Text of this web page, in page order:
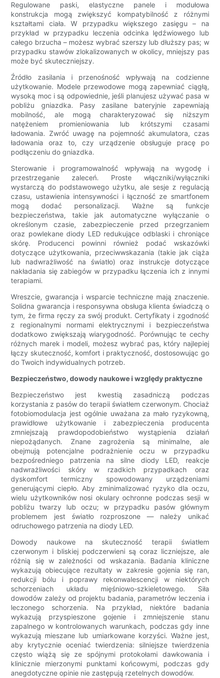
Regulowane paski, elastyczne panele i modułowa
konstrukcja mogą zwiększyć kompatybilność z różnymi
kształtami ciała. W przypadku większego zasięgu – na
przykład w przypadku leczenia odcinka lędźwiowego lub
całego brzucha – możesz wybrać szerszy lub dłuższy pas; w
przypadku stawów zlokalizowanych w okolicy, mniejszy pas
może być skuteczniejszy.
Źródło zasilania i przenośność wpływają na codzienne
użytkowanie. Modele przewodowe mogą zapewniać ciągłą,
wysoką moc i są odpowiednie, jeśli planujesz używać pasa w
pobliżu gniazdka. Pasy zasilane bateryjnie zapewniają
mobilność, ale mogą charakteryzować się niższym
natężeniem promieniowania lub krótszymi czasami
ładowania. Zwróć uwagę na pojemność akumulatora, czas
ładowania oraz to, czy urządzenie obsługuje pracę po
podłączeniu do gniazdka.
Sterowanie i programowalność wpływają na wygodę i
przestrzeganie zaleceń. Proste włączniki/wyłączniki
wystarczą do podstawowego użytku, ale sesje z regulacją
czasu, ustawienia intensywności i łączność ze smartfonem
mogą dodać personalizacji. Ważne są funkcje
bezpieczeństwa, takie jak automatyczne wyłączanie o
określonym czasie, zabezpieczenie przed przegrzaniem
oraz powlekane diody LED redukujące odblaski i chroniące
skórę. Producenci powinni również podać wskazówki
dotyczące użytkowania, przeciwwskazania (takie jak ciąża
lub nadwrażliwość na światło) oraz instrukcje dotyczące
nakładania się zabiegów w przypadku łączenia ich z innymi
terapiami.
Wreszcie, gwarancja i wsparcie techniczne mają znaczenie.
Solidna gwarancja i responsywna obsługa klienta świadczą o
tym, że firma ręczy za swój produkt. Certyfikaty i zgodność
z regionalnymi normami elektrycznymi i bezpieczeństwa
dodatkowo zwiększają wiarygodność. Porównując te cechy
różnych marek i modeli, możesz wybrać pas, który najlepiej
łączy skuteczność, komfort i praktyczność, dostosowując go
do Twoich indywidualnych potrzeb.
Bezpieczeństwo, dowody naukowe i względy praktyczne
Bezpieczeństwo jest kwestią zasadniczą podczas
korzystania z pasów do terapii światłem czerwonym. Chociaż
fotobiomodulacja jest ogólnie uważana za mało ryzykowną,
prawidłowe użytkowanie i zabezpieczenia producenta
zmniejszają prawdopodobieństwo wystąpienia działań
niepożądanych. Znane zagrożenia są minimalne, ale
obejmują potencjalne podrażnienie oczu w przypadku
bezpośredniego patrzenia na silne diody LED, reakcje
nadwrażliwości skóry w rzadkich przypadkach oraz
dyskomfort termiczny spowodowany urządzeniami
generującymi ciepło. Aby zminimalizować ryzyko dla oczu,
wielu użytkowników nosi okulary ochronne podczas sesji w
pobliżu twarzy lub oczu; w przypadku pasów głównym
problemem jest światło rozproszone — należy unikać
odruchowego patrzenia na diody LED.
Dowody naukowe na skuteczność terapii światłem
czerwonym i bliskiej podczerwieni są coraz liczniejsze, ale
różnią się w zależności od wskazania. Badania kliniczne
wykazują obiecujące rezultaty w zakresie gojenia się ran,
redukcji bólu i poprawy rekonwalescencji w niektórych
schorzeniach układu mięśniowo-szkieletowego. Siła
dowodów zależy od projektu badania, parametrów leczenia i
leczonego schorzenia. Na przykład, niektóre badania
wykazują przyspieszone gojenie i zmniejszenie stanu
zapalnego w kontrolowanych warunkach, podczas gdy inne
wykazują mieszane lub umiarkowane korzyści. Ważne jest,
aby krytycznie oceniać twierdzenia: silniejsze twierdzenia
często wiążą się ze spójnymi protokołami dawkowania i
klinicznie mierzonymi punktami końcowymi, podczas gdy
anegdotyczne opinie nie zastępują rzetelnych dowodów.